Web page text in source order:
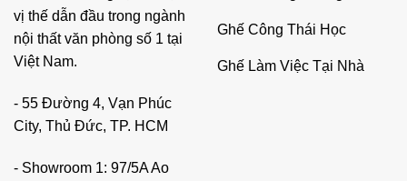
Ghế làm việc không chỉ là nơi để ngồi, mà còn là "trung
tâm" của không gian làm việc tại nhà. Một chiếc ghế tốt sẽ
giúp bạn duy trì tư thế ngồi đúng, giảm căng thẳng và đau
lưng khi làm việc trong thời gian dài. Không những thế,
ghế làm việc còn đóng vai trò quan trọng trong việc tạo
cảm giác thoải mái, giúp bạn tập trung vào công việc mà
không bị phân tâm bởi đau nhức hay khó chịu.
vị thế dẫn đầu trong ngành
nội thất văn phòng số 1 tại
Việt Nam.
- 55 Đường 4, Vạn Phúc
City, Thủ Đức, TP. HCM
- Showroom 1: 97/5A Ao
Ghế Công Thái Học
Ghế Làm Việc Tại Nhà